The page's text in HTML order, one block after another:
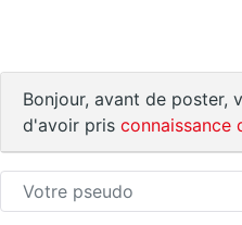
Bonjour, avant de poster,
d'avoir pris connaissance